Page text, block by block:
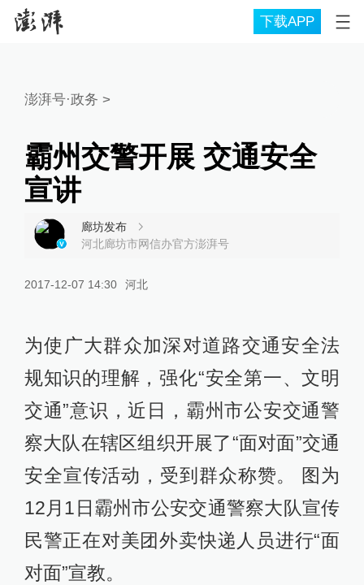
下载APP
澎湃号·政务 >
霸州交警开展 交通安全
宣讲
廊坊发布
河北廊坊市网信办官方澎湃号
2017-12-07 14:30 河北
为使广大群众加深对道路交通安全法
规知识的理解，强化“安全第一、文明
交通”意识，近日，霸州市公安交通警
察大队在辖区组织开展了“面对面”交通
安全宣传活动，受到群众称赞。 图为
12月1日霸州市公安交通警察大队宣传
民警正在对美团外卖快递人员进行“面
对面”宣教。